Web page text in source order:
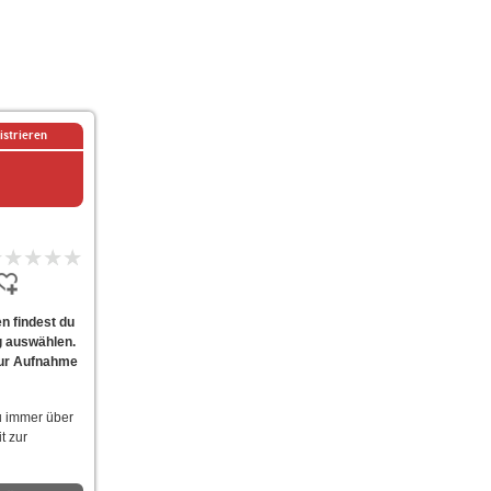
findest du
auswählen.
Aufnahme
immer über
zur